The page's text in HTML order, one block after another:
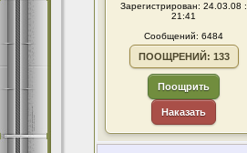
Зарегистрирован: 24.03.08 :
21:41
Сообщений: 6484
ПООЩРЕНИЙ: 133
Поощрить
Наказать